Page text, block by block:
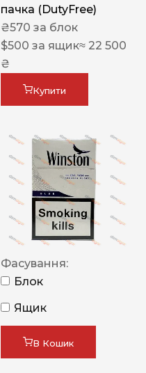
пачка (DutyFree)
₴570 за блок
$500 за ящик≈ 22 500
₴
Купити
Фасування:
Блок
Ящик
В Кошик